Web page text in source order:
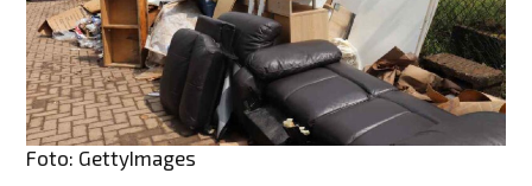
Foto: GettyImages